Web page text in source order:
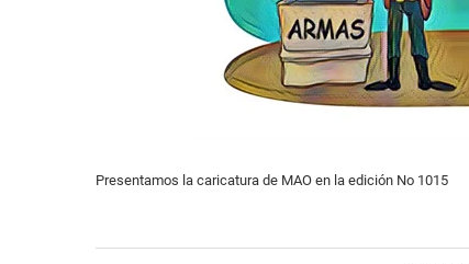
Presentamos la caricatura de MAO en la edición No 1015